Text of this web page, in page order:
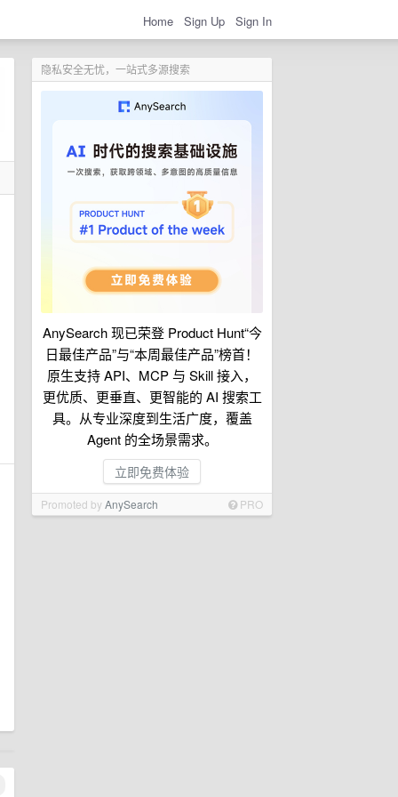
Home Sign Up Sign In
隐私安全无忧，一站式多源搜索
AnySearch 现已荣登 Product Hunt“今
日最佳产品”与“本周最佳产品”榜首！
原生支持 API、MCP 与 Skill 接入，
更优质、更垂直、更智能的 AI 搜索工
具。从专业深度到生活广度，覆盖
Agent 的全场景需求。
立即免费体验
Promoted byAnySearch PRO